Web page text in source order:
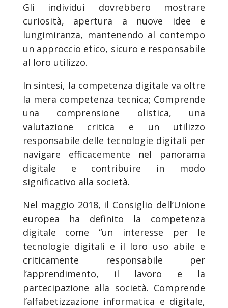
Gli individui dovrebbero mostrare
curiosità, apertura a nuove idee e
lungimiranza, mantenendo al contempo
un approccio etico, sicuro e responsabile
al loro utilizzo.
In sintesi, la competenza digitale va oltre
la mera competenza tecnica; Comprende
una comprensione olistica, una
valutazione critica e un utilizzo
responsabile delle tecnologie digitali per
navigare efficacemente nel panorama
digitale e contribuire in modo
significativo alla società.
Nel maggio 2018, il Consiglio dell’Unione
europea ha definito la competenza
digitale come “un interesse per le
tecnologie digitali e il loro uso abile e
criticamente responsabile per
l’apprendimento, il lavoro e la
partecipazione alla società. Comprende
l’alfabetizzazione informatica e digitale,